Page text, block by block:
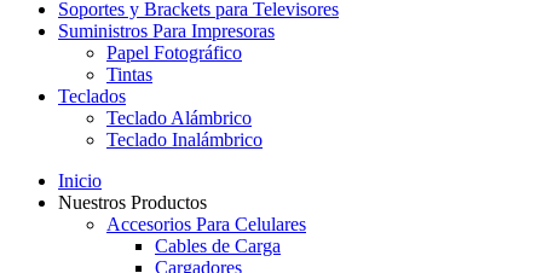
Soportes y Brackets para Televisores
Suministros Para Impresoras
Papel Fotográfico
Tintas
Teclados
Teclado Alámbrico
Teclado Inalámbrico
Inicio
Nuestros Productos
Accesorios Para Celulares
Cables de Carga
Cargadores